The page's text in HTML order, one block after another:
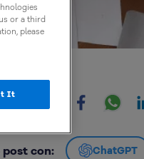
post con: ChatGPT
or a third
please
It